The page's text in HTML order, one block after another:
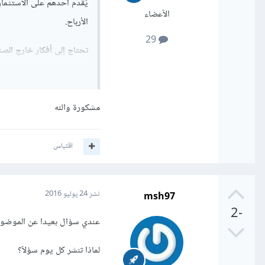
الأعضاء
يُقدم أحدهم على
الأرباح.
تحتاج إلى أفكار خارج
تذكّر أنك بحاجة لتمويل
مشكورة والله
اقتباس
-2
msh97 نشر24 يوليو 2016
عندي سؤال بعيدا عن
لماذا تنشر كل يوم سؤلآ؟